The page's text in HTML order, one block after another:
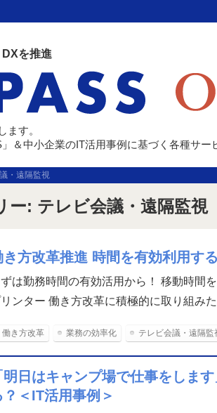
を推進
ます。
＆中小企業のIT活用事例に基づく各種サー
・遠隔監視
ー: テレビ会議・遠隔監視
き方改革推進 時間を有効利用す
ずは勤務時間の有効活用から！ 移動時間
ンター 働き方改革に積極的に取り組み
働き方改革 業務の効率化 テレビ会議・遠隔監
明日はキャンプ場で仕事をしま
？＜IT活用事例＞